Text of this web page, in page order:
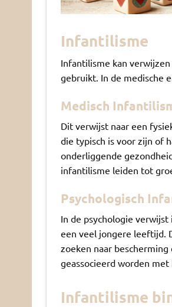
Infantilisme
Infantilisme kan
gebruikt. In de medische
Medisch
Dit verwijst naar een
die typisch is voor zijn of
onderliggende
infantilisme leiden tot
Psychologisch
In de psychologie
een veel jongere leeftijd.
zoeken naar
geassocieerd worden met
Infantilisme